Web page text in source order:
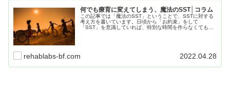
何でも療育に変えてしまう、魔法のSST│コラム
この記事では「魔法のSST」ということで、SSTに対する
考え方を書いています。日頃から「お約束」をして
「SST」を意識していれば、特別な時間を作らなくても
rehablabs-bf.com 2022.04.28